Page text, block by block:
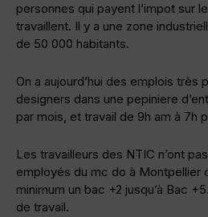
personnes qui payent l’impot sur
travaillent. Il y a une zone
de 50 000 habitants.
On a aujourd’hui des emplois très
designers dans une pepiniere
par mois, et travail de 9h am à 7h
Les travailleurs des NTIC n’ont
employés du mc do à Montpellier
minimum un bac +2 jusqu’à Bac
de travail.